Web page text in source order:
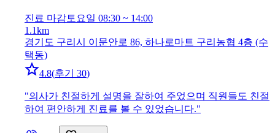
진료 마감토요일 08:30 ~ 14:00
1.1km
경기도 구리시 이문안로 86, 하나로마트 구리농협 4층 (수
택동)
4.8(후기 30)
"의사가 친절하게 설명을 잘하여 주었으며 직원들도 친절
하여 편안하게 진료를 볼 수 있었습니다."